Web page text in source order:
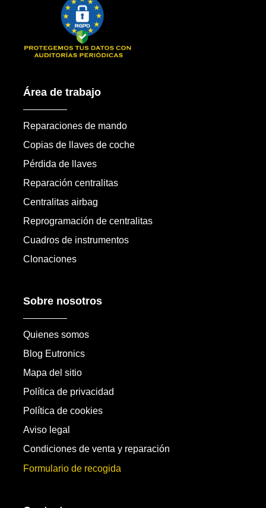
Área de trabajo
Reparaciones de mando
Copias de llaves de coche
Pérdida de llaves
Reparación centralitas
Centralitas airbag
Reprogramación de centralitas
Cuadros de instrumentos
Clonaciones
Sobre nosotros
Quienes somos
Blog Eutronics
Mapa del sitio
Política de privacidad
Política de cookies
Aviso legal
Condiciones de venta y reparación
Formulario de recogida